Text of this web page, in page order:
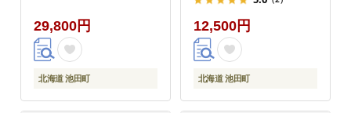
29,800円
北海道 池田町
冷凍 小分け 北海道 豚
丼の具
12,500円
北海道 池田町